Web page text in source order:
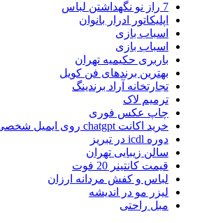
7 راز نو نگهداشتن لباس
اپلیکاتور ادرار بانوان
اسباب بازی
اسباب بازی
باربری حکیمیه تهران
بهترین برندهای فن کویل
تجارتخانه آراد برندینگ
ترمیم لاک
چاپ عکس فوری
خرید اکانت chatgpt روی ایمیل شخصی
دوره icdl در تبریز
سالن زیبایی تهران
قیمت کانتینر 20 فوت
لباس و کفش مردانه ارزان
لیزر مو در اندیشه
مبل راحتی